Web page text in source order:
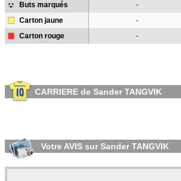
Buts marqués -
Carton jaune -
Carton rouge -
CARRIERE de Sander TANGVIK
Votre AVIS sur Sander TANGVIK